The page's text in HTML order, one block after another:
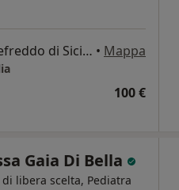
Via Umberto I 194, Fiumefreddo di Sicilia • Mappa
100 €
Gaia Di Bella
libera scelta, Pediatra